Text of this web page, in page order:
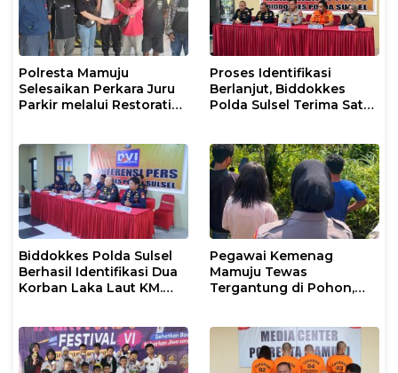
Polresta Mamuju
Selesaikan Perkara Juru
Parkir melalui Restorative
Proses Identifikasi
Berlanjut, Biddokkes
Polda Sulsel Terima Satu
Biddokkes Polda Sulsel
Berhasil Identifikasi Dua
Korban Laka Laut KM.
Pegawai Kemenag
Mamuju Tewas
Tergantung di Pohon,